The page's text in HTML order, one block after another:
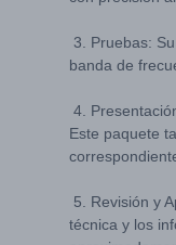
3. Pruebas:
banda de
4.
Este paquete
5. Revisión y
técnica y los